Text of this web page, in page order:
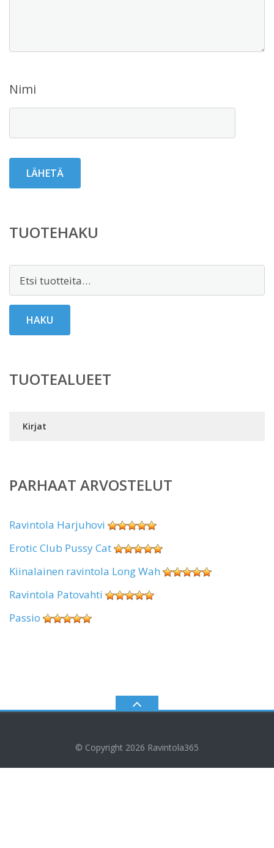
Nimi
TUOTEHAKU
HAKU
TUOTEALUEET
Kirjat
PARHAAT ARVOSTELUT
Ravintola Harjuhovi
Erotic Club Pussy Cat
Kiinalainen ravintola Long Wah
Ravintola Patovahti
Passio
© Copyright 2026 Ravintola365